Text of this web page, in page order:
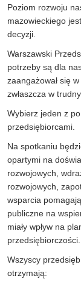
Poziom rozwoju
mazowieckiego
decyzji.
Warszawski
potrzeby są dla
zaangażował się
zwłaszcza w
Wybierz jeden z
przedsiębiorcami.
Na spotkaniu
opartymi na
rozwojowych,
rozwojowych,
wsparcia
publiczne na
miały wpływ na
Wszyscy
otrzymają: